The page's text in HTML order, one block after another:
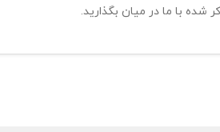
شده با ما در میان بگذارید.